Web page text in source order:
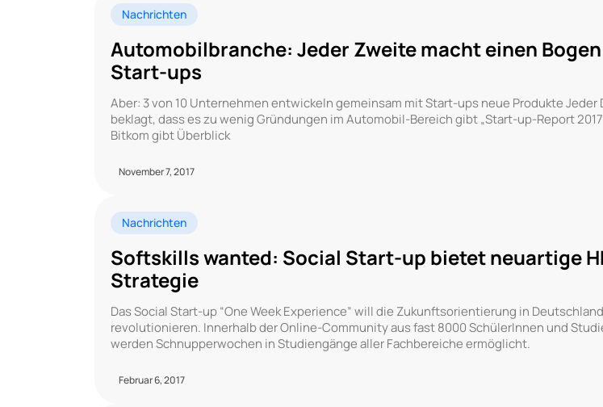
Nachrichten
Automobilbranche: Jeder Zweite macht einen
Start-ups
Aber: 3 von 10 Unternehmen entwickeln gemeinsam mit Start-ups neue Produkte Jeder
beklagt, dass es zu wenig Gründungen im Automobil-Bereich gibt „Start-up-Report
Bitkom gibt Überblick
November 7, 2017
Nachrichten
Softskills wanted: Social Start-up bietet neuartige
Strategie
Das Social Start-up “One Week Experience” will die Zukunftsorientierung in Deutschland
revolutionieren. Innerhalb der Online-Community aus fast 8000 SchülerInnen und
werden Schnupperwochen in Studiengänge aller Fachbereiche ermöglicht.
Februar 6, 2017